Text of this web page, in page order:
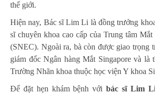
thế giới.
Hiện nay, Bác sĩ Lim Li là đồng trưởng
sĩ chuyên khoa cao cấp của Trung tâm
(SNEC). Ngoài ra, bà còn được giao trọng
giám đốc Ngân hàng Mắt Singapore và là
Trường Nhãn khoa thuộc học viện Y khoa
Để đặt hẹn khám bệnh vớibác sĩ Lim